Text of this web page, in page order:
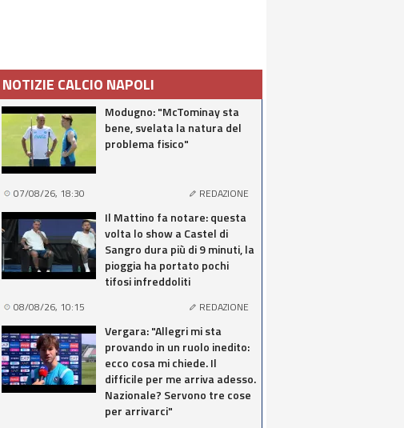
NOTIZIE CALCIO NAPOLI
Modugno: "McTominay sta
bene, svelata la natura del
problema fisico"
07/08/26, 18:30 REDAZIONE
Il Mattino fa notare: questa
volta lo show a Castel di
Sangro dura più di 9 minuti, la
pioggia ha portato pochi
tifosi infreddoliti
08/08/26, 10:15 REDAZIONE
Vergara: "Allegri mi sta
provando in un ruolo inedito:
ecco cosa mi chiede. Il
difficile per me arriva adesso.
Nazionale? Servono tre cose
per arrivarci"